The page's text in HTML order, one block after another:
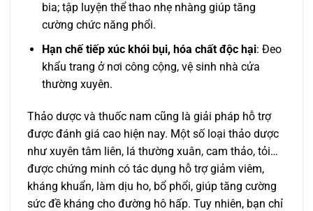
bia; tập luyện thể thao nhẹ nhàng giúp tăng
cường chức năng phổi.
Hạn chế tiếp xúc khói bụi, hóa chất độc hại: Đeo
khẩu trang ở nơi công cộng, vệ sinh nhà cửa
thường xuyên.
Thảo dược và thuốc nam cũng là giải pháp hỗ trợ
được đánh giá cao hiện nay. Một số loại thảo dược
như xuyên tâm liên, lá thường xuân, cam thảo, tỏi…
được chứng minh có tác dụng hỗ trợ giảm viêm,
kháng khuẩn, làm dịu ho, bổ phổi, giúp tăng cường
sức đề kháng cho đường hô hấp. Tuy nhiên, bạn chỉ